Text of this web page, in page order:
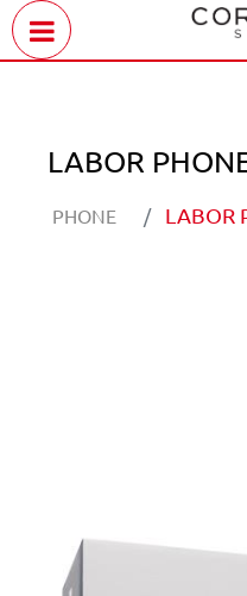
LABOR
PHONE LABOR